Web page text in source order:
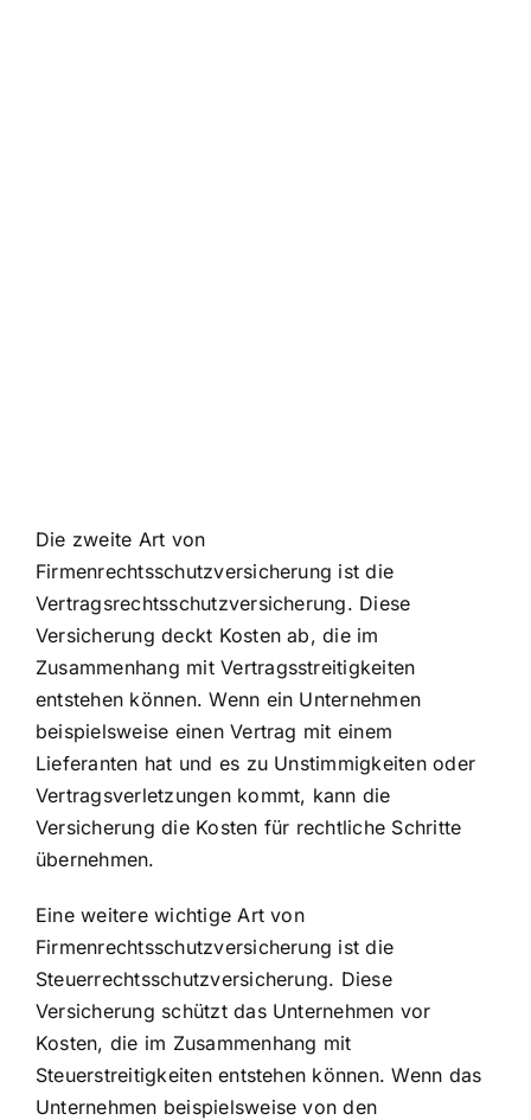
Die zweite Art von
Firmenrechtsschutzversicherung ist die
Vertragsrechtsschutzversicherung. Diese
Versicherung deckt Kosten ab, die im
Zusammenhang mit Vertragsstreitigkeiten
entstehen können. Wenn ein Unternehmen
beispielsweise einen Vertrag mit einem
Lieferanten hat und es zu Unstimmigkeiten oder
Vertragsverletzungen kommt, kann die
Versicherung die Kosten für rechtliche Schritte
übernehmen.
Eine weitere wichtige Art von
Firmenrechtsschutzversicherung ist die
Steuerrechtsschutzversicherung. Diese
Versicherung schützt das Unternehmen vor
Kosten, die im Zusammenhang mit
Steuerstreitigkeiten entstehen können. Wenn das
Unternehmen beispielsweise von den